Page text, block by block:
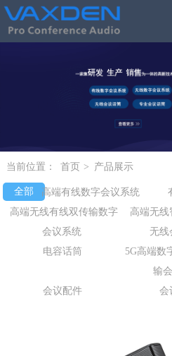
当前位置： 首页 > 产品展示
全部 高端有线数字会议系统
高端无线有线双传输数字
会议系统
高端无线
无线
电容话筒
5G高端数
输
会议配件
会